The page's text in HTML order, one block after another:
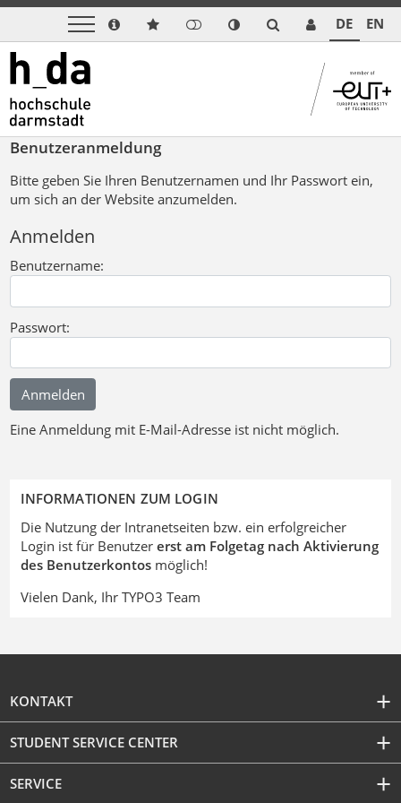
DE EN
Benutzeranmeldung
Bitte geben Sie Ihren Benutzernamen und Ihr Passwort ein,
um sich an der Website anzumelden.
Anmelden
Benutzername:
Passwort:
Eine Anmeldung mit E-Mail-Adresse ist nicht möglich.
INFORMATIONEN ZUM LOGIN
Die Nutzung der Intranetseiten bzw. ein erfolgreicher
Login ist für Benutzer erst am Folgetag nach Aktivierung
des Benutzerkontosmöglich!
Vielen Dank, Ihr TYPO3 Team
KONTAKT
STUDENT SERVICE CENTER
SERVICE